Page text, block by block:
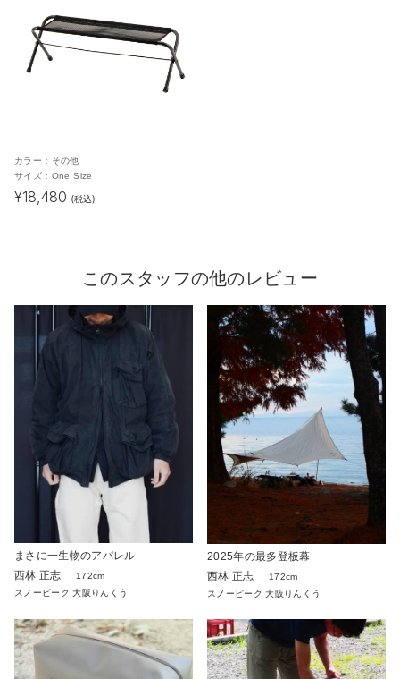
カラー：その他
サイズ：One Size
¥18,480 (税込)
このスタッフの他のレビュー
まさに一生物のアパレル
西林 正志
172cm
スノーピーク 大阪りんくう
2025年の最多登板幕
西林 正志
172cm
スノーピーク 大阪りんくう